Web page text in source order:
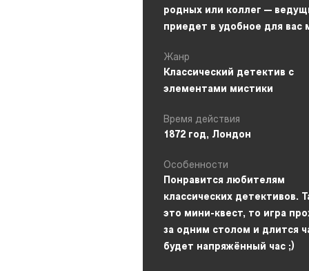
родных или коллег —
приедет в удобное для вас
Жанр
Классический детектив с
элементами мистики
Время действия
1872 год, Лондон
Особенности
Понравится любителям
классических детективов.
это мини-квест, то игра
за одним столом и длится
будет напряжённый час ;)